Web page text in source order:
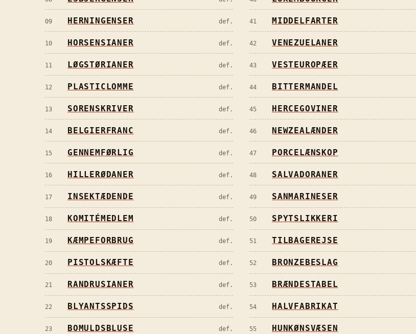
09 HERNINGENSER def.
10 HORSENSIANER def.
11 LØGSTØRIANER def.
12 PLASTICLOMME def.
13 SORENSKRIVER def.
14 BELGIERFRANC def.
15 GENNEMFØRLIG def.
16 HILLERØDANER def.
17 INSEKTÆDENDE def.
18 KOMITÉMEDLEM def.
19 KÆMPEFORBRUG def.
20 PISTOLSKÆFTE def.
21 RANDRUSIANER def.
22 BLYANTSSPIDS def.
23 BOMULDSBLUSE def.
41 MIDDELFARTER
42 VENEZUELANER
43 VESTEUROPÆER
44 BITTERMANDEL
45 HERCEGOVINER
46 NEWZEALÆNDER
47 PORCELÆNSKOP
48 SALVADORANER
49 SANMARINESER
50 SPYTSLIKKERI
51 TILBAGEREJSE
52 BRONZEBESLAG
53 BRÆNDESTABEL
54 HALVFABRIKAT
55 HUNKØNSVÆSEN